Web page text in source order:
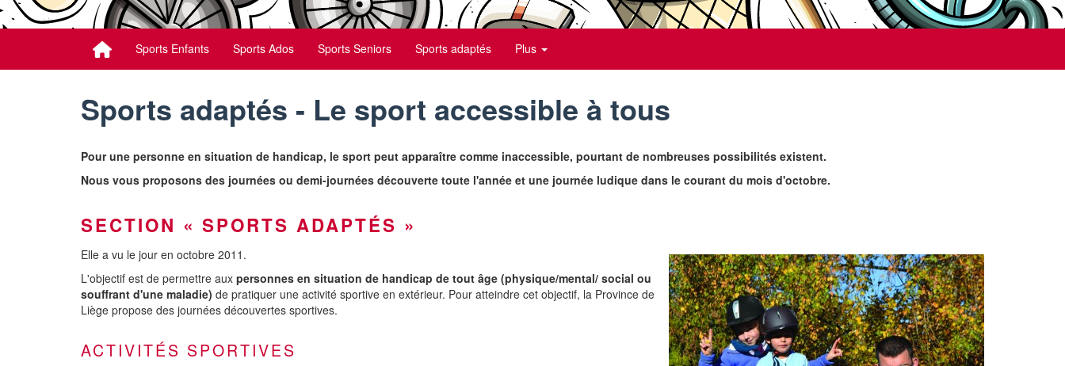
Sports Enfants Sports Ados Sports Seniors Sports adaptés Plus
Sports adaptés - Le sport accessible à tous
Pour une personne en situation de handicap, le sport peut apparaître comme inaccessible, pourtant de nombreuses possibilités existent.
Nous vous proposons des journées ou demi-journées découverte toute l'année et une journée ludique dans le courant du mois d'octobre.
SECTION « SPORTS ADAPTÉS »
Elle a vu le jour en octobre 2011.
L'objectif est de permettre aux personnes en situation de handicap de tout âge (physique/mental/ social ou
souffrant d'une maladie) de pratiquer une activité sportive en extérieur. Pour atteindre cet objectif, la Province de
Liège propose des journées découvertes sportives.
ACTIVITÉS SPORTIVES